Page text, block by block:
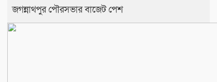
জগন্নাথপুর পৌরসভার বাজেট পেশ